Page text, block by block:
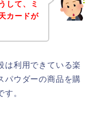
して、ミ
カードが
は利用できている楽
パウダーの商品を購
。